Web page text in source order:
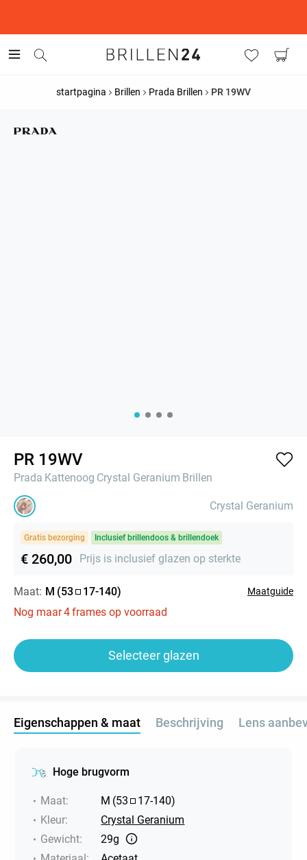
startpagina Brillen Prada Brillen PR 19WV
PR 19WV
Prada Kattenoog Crystal Geranium Brillen
Crystal Geranium
Gratis bezorging Inclusief brillendoos & brillendoek
€ 260,00 Prijs is inclusief glazen op sterkte
Maat: M (53 17-140) Maatguide
Nog maar4frames op voorraad
Selecteer glazen
Eigenschappen & maat Beschrijving Lens
Hoge brugvorm
Maat: M (53 17-140)
Kleur:
Crystal Geranium
Gewicht:
29g